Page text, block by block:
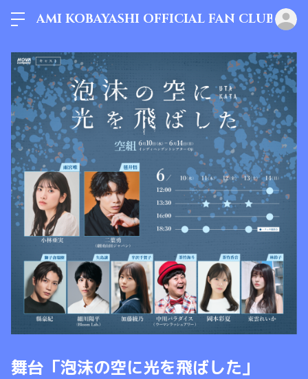
AMI KOBAYASHI OFFICIAL FAN CLUB
舞台「泡沫の空に光を飛ばした」